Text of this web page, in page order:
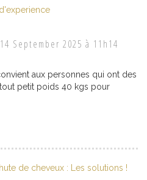
September 2025 à 11h14
aux personnes qui ont des
petit poids 40 kgs pour
de cheveux : Les solutions !